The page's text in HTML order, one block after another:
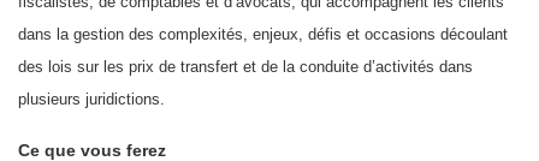
dans la gestion des complexités, enjeux, défis et occasions découlant
des lois sur les prix de transfert et de la conduite d’activités dans
plusieurs juridictions.
Ce que vous ferez